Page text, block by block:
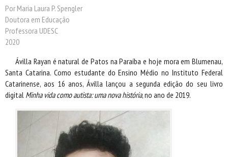
Por Maria Laura P. Spengler
Doutora em Educação
Professora UDESC
2020
Ávilla Rayan é natural de Patos na Paraíba e hoje mora em Blumenau,
Santa Catarina. Como estudante do Ensino Médio no Instituto Federal
Catarinense, aos 16 anos, Ávilla lançou a segunda edição do seu livro
digital Minha vida como autista: uma nova história, no ano de 2019.